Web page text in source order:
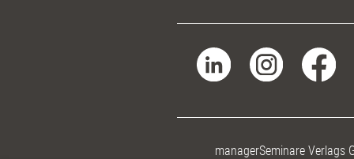
managerSeminare Verlags